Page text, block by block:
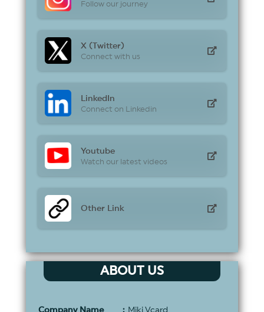
Follow our journey
X (Twitter)
Connect with us
LinkedIn
Connect on Linkedin
Youtube
Watch our latest videos
Other Link
ABOUT US
Company Name : Miki Vcard